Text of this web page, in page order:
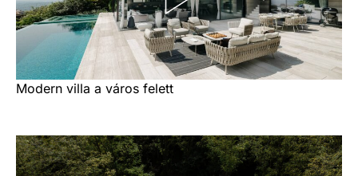
Modern villa a város felett